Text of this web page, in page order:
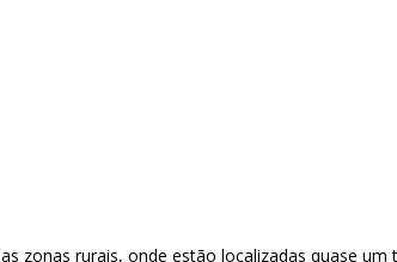
zonas rurais, onde estão localizadas quase